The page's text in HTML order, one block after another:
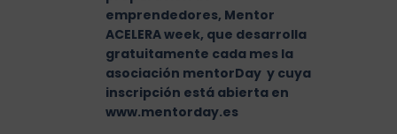
emprendedores, Mentor
ACELERA week, que desarrolla
gratuitamente cada mes la
asociación mentorDay y cuya
inscripción está abierta en
www.mentorday.es